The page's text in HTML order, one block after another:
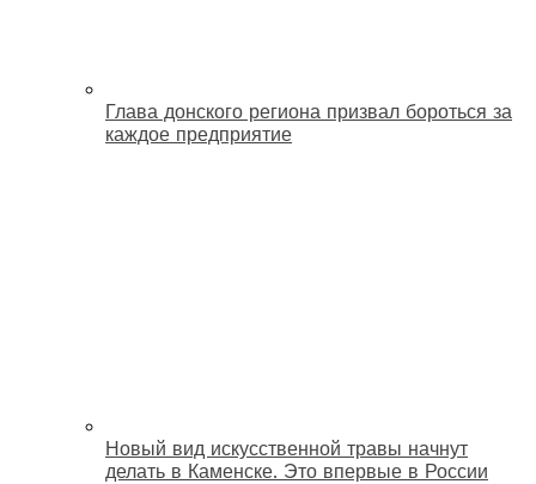
Глава донского региона призвал бороться за
каждое предприятие
Новый вид искусственной травы начнут
делать в Каменске. Это впервые в России